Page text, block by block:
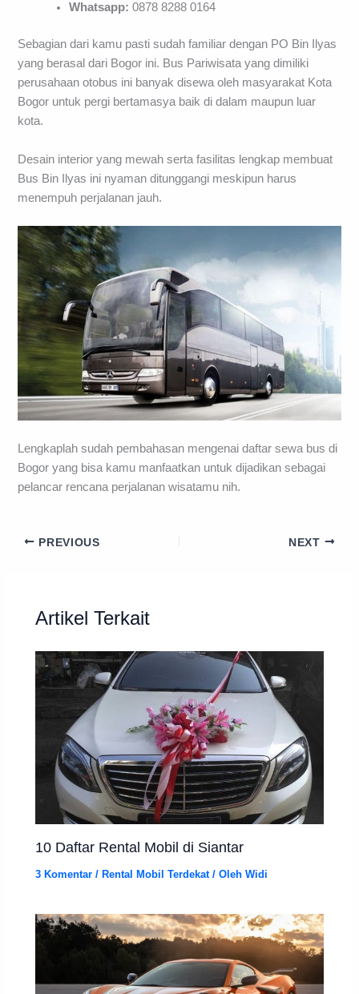
Whatsapp: 0878 8288 0164
Sebagian dari kamu pasti sudah familiar dengan PO Bin Ilyas
yang berasal dari Bogor ini. Bus Pariwisata yang dimiliki
perusahaan otobus ini banyak disewa oleh masyarakat Kota
Bogor untuk pergi bertamasya baik di dalam maupun luar
kota.
Desain interior yang mewah serta fasilitas lengkap membuat
Bus Bin Ilyas ini nyaman ditunggangi meskipun harus
menempuh perjalanan jauh.
Lengkaplah sudah pembahasan mengenai daftar sewa bus di
Bogor yang bisa kamu manfaatkan untuk dijadikan sebagai
pelancar rencana perjalanan wisatamu nih.
PREVIOUS NEXT
Artikel Terkait
10 Daftar Rental Mobil di Siantar
3 Komentar / Rental Mobil Terdekat/ OlehWidi